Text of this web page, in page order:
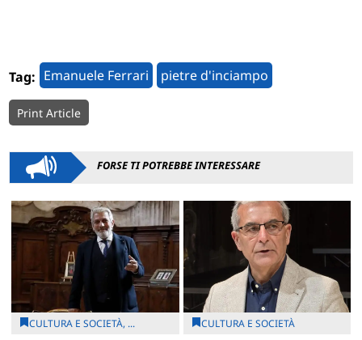
Tag: Emanuele Ferrari pietre d'inciampo
Print Article
FORSE TI POTREBBE INTERESSARE
CULTURA E SOCIETÀ, ... CULTURA E SOCIETÀ